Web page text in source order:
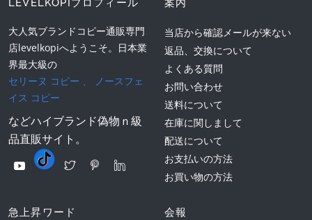
LEVELKOPIプロフィール
大人気ブランドコピー通販専門
店levelkopiへようこそ。日本業
界最大級の
セリーヌ コピー 、
ノースフェ
イス コピー
などハイブランド偽物ｎ級
品直販サイト。
案内
当店から確認メールが来ない
返品、交換について
よくある質問
お問い合わせ
送料について
在庫に関しまして
配送について
お支払いの方法
お買い物の方法
急上昇ワード 会報